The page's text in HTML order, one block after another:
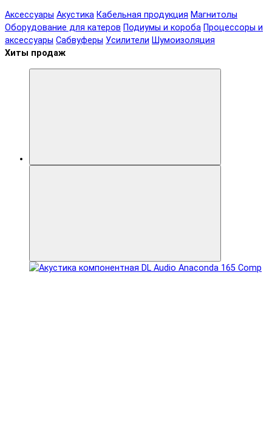
Аксессуары Акустика Кабельная продукция Магнитолы
Оборудование для катеров Подиумы и короба Процессоры и
аксессуары Сабвуферы Усилители Шумоизоляция
Хиты продаж